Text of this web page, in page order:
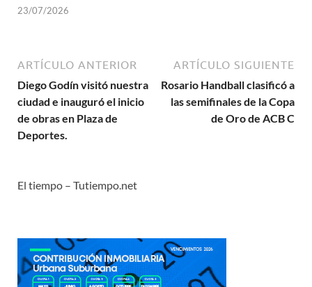
23/07/2026
ARTÍCULO ANTERIOR
Diego Godín visitó nuestra
ciudad e inauguró el inicio
de obras en Plaza de
Deportes.
ARTÍCULO SIGUIENTE
Rosario Handball clasificó a
las semifinales de la Copa
de Oro de ACB C
El tiempo – Tutiempo.net